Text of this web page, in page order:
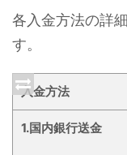
各入金方法の詳
す。
入金方法
1.国内銀行送金